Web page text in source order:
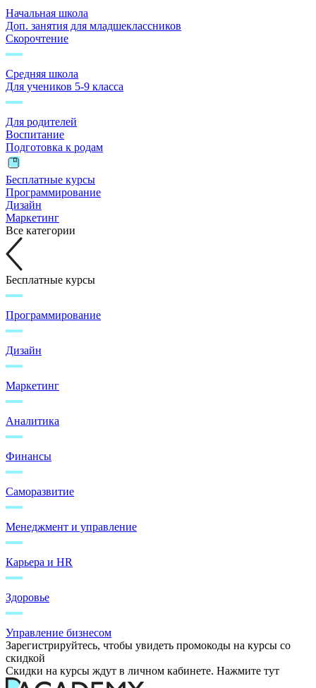
Начальная школа
Доп. занятия для младшеклассников
Скорочтение
Средняя школа
Для учеников 5-9 класса
Для родителей
Воспитание
Подготовка к родам
Бесплатные курсы
Программирование
Дизайн
Маркетинг
Все категории
Бесплатные курсы
Программирование
Дизайн
Маркетинг
Аналитика
Финансы
Саморазвитие
Менеджмент и управление
Карьера и HR
Здоровье
Управление бизнесом
Зарегистрируйтесь, чтобы увидеть промокоды на курсы со
скидкой
Скидки на курсы ждут в личном кабинете. Нажмите тут